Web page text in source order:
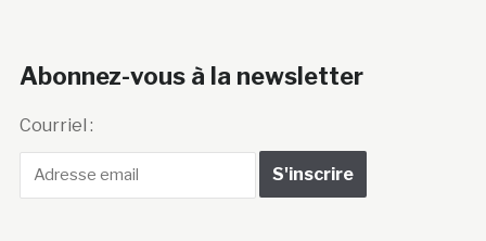
Abonnez-vous à la newsletter
Courriel :